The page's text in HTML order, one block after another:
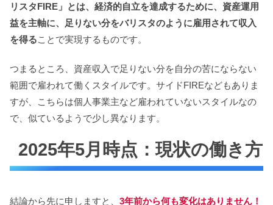
リスタFIRE」とは、経済的自立を達成するために、資産運用
益を主軸に、足りない分をバリスタのように雇用されて収入
を得ることで実現するものです。
つまるところ、資産収入で足りない分を自分の苦にならない
範囲で雇われて働くスタイルです。サイドFIREなどもありま
すが、こちらは個人事業主など雇われていないスタイルなの
で、似ているようで少し異なります。
2025年5月時点：現状の働き方
結論から先に申しますと、 3年前から何も変化はありません！